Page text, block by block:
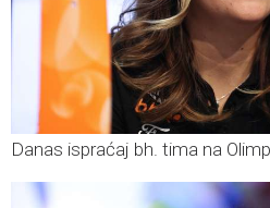
Danas ispraćaj bh. tima na